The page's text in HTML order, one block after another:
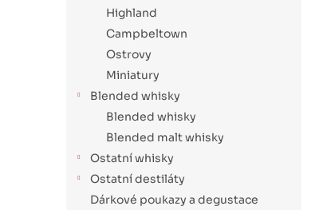
Highland
Campbeltown
Ostrovy
Miniatury
Blended whisky
Blended whisky
Blended malt whisky
Ostatní whisky
Ostatní destiláty
Dárkové poukazy a degustace